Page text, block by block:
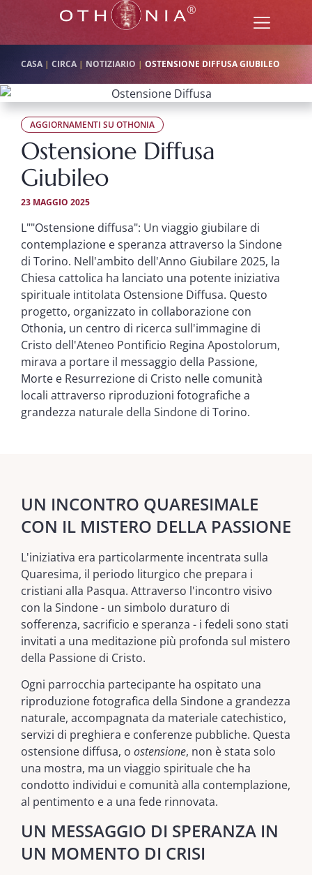
CASA | CIRCA | NOTIZIARIO | OSTENSIONE DIFFUSA GIUBILEO
AGGIORNAMENTI SU OTHONIA
Ostensione Diffusa
Giubileo
23 MAGGIO 2025
L""Ostensione diffusa": Un viaggio giubilare di
contemplazione e speranza attraverso la Sindone
di Torino. Nell'ambito dell'Anno Giubilare 2025, la
Chiesa cattolica ha lanciato una potente iniziativa
spirituale intitolata Ostensione Diffusa. Questo
progetto, organizzato in collaborazione con
Othonia, un centro di ricerca sull'immagine di
Cristo dell'Ateneo Pontificio Regina Apostolorum,
mirava a portare il messaggio della Passione,
Morte e Resurrezione di Cristo nelle comunità
locali attraverso riproduzioni fotografiche a
grandezza naturale della Sindone di Torino.
UN INCONTRO QUARESIMALE
CON IL MISTERO DELLA PASSIONE
L'iniziativa era particolarmente incentrata sulla
Quaresima, il periodo liturgico che prepara i
cristiani alla Pasqua. Attraverso l'incontro visivo
con la Sindone - un simbolo duraturo di
sofferenza, sacrificio e speranza - i fedeli sono stati
invitati a una meditazione più profonda sul mistero
della Passione di Cristo.
Ogni parrocchia partecipante ha ospitato una
riproduzione fotografica della Sindone a grandezza
naturale, accompagnata da materiale catechistico,
servizi di preghiera e conferenze pubbliche. Questa
ostensione diffusa, o ostensione, non è stata solo
una mostra, ma un viaggio spirituale che ha
condotto individui e comunità alla contemplazione,
al pentimento e a una fede rinnovata.
UN MESSAGGIO DI SPERANZA IN
UN MOMENTO DI CRISI